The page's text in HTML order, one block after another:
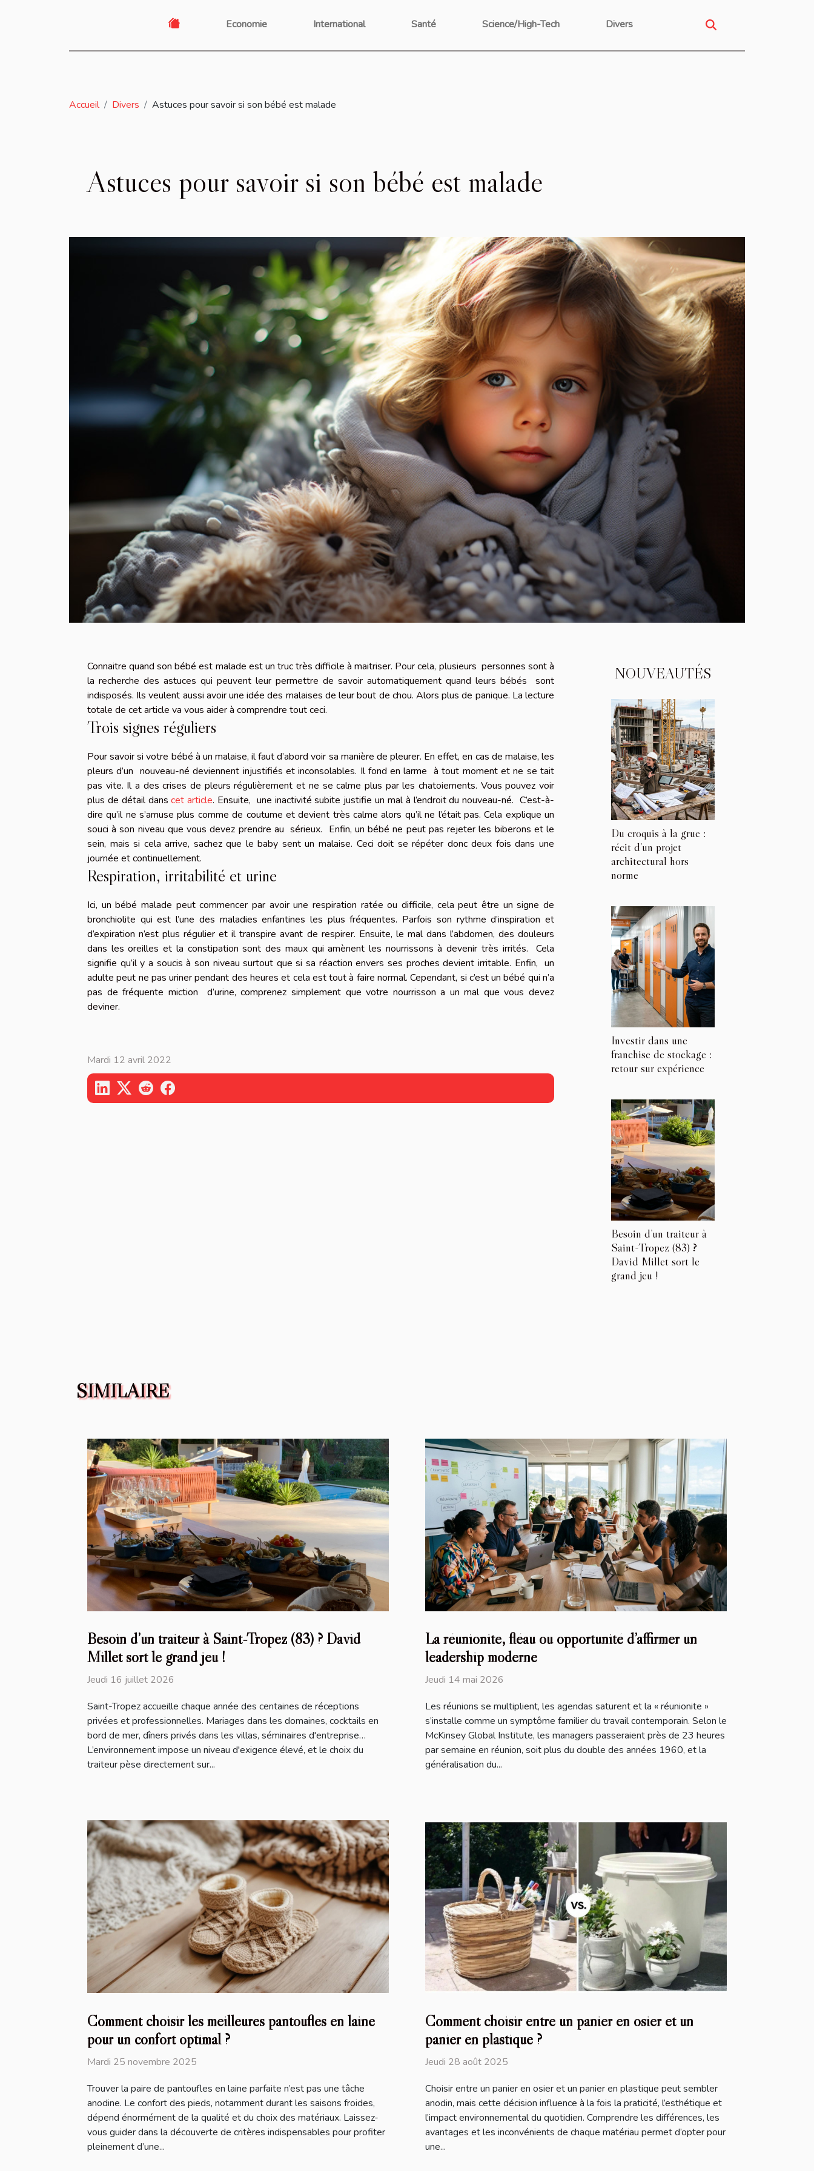
Economie International Santé Science/High-Tech Divers
Accueil Divers Astuces pour savoir si son bébé est malade
Astuces pour savoir si son bébé est malade
Connaitre quand son bébé est malade est un truc très difficile à maitriser. Pour cela, plusieurs personnes sont à
la recherche des astuces qui peuvent leur permettre de savoir automatiquement quand leurs bébés sont
indisposés. Ils veulent aussi avoir une idée des malaises de leur bout de chou. Alors plus de panique. La lecture
totale de cet article va vous aider à comprendre tout ceci.
Trois signes réguliers
Pour savoir si votre bébé à un malaise, il faut d’abord voir sa manière de pleurer. En effet, en cas de malaise, les
pleurs d’un nouveau-né deviennent injustifiés et inconsolables. Il fond en larme à tout moment et ne se tait
pas vite. Il a des crises de pleurs régulièrement et ne se calme plus par les chatoiements. Vous pouvez voir
plus de détail danscet article. Ensuite, une inactivité subite justifie un mal à l’endroit du nouveau-né. C’est-à-
dire qu’il ne s’amuse plus comme de coutume et devient très calme alors qu’il ne l’était pas. Cela explique un
souci à son niveau que vous devez prendre au sérieux. Enfin, un bébé ne peut pas rejeter les biberons et le
sein, mais si cela arrive, sachez que le baby sent un malaise. Ceci doit se répéter donc deux fois dans une
journée et continuellement.
Respiration, irritabilité et urine
Ici, un bébé malade peut commencer par avoir une respiration ratée ou difficile, cela peut être un signe de
bronchiolite qui est l’une des maladies enfantines les plus fréquentes. Parfois son rythme d’inspiration et
d’expiration n’est plus régulier et il transpire avant de respirer. Ensuite, le mal dans l’abdomen, des douleurs
dans les oreilles et la constipation sont des maux qui amènent les nourrissons à devenir très irrités. Cela
signifie qu’il y a soucis à son niveau surtout que si sa réaction envers ses proches devient irritable. Enfin, un
adulte peut ne pas uriner pendant des heures et cela est tout à faire normal. Cependant, si c’est un bébé qui n’a
pas de fréquente miction d’urine, comprenez simplement que votre nourrisson a un mal que vous devez
deviner.
Mardi 12 avril 2022
NOUVEAUTÉS
Du croquis à la grue :
récit d’un projet
architectural hors
norme
Investir dans une
franchise de stockage :
retour sur expérience
Besoin d’un traiteur à
Saint-Tropez (83) ?
David Millet sort le
grand jeu !
SIMILAIRE
Besoin d’un traiteur à Saint-Tropez (83) ? David
Millet sort le grand jeu !
Jeudi 16 juillet 2026
Saint-Tropez accueille chaque année des centaines de réceptions
privées et professionnelles. Mariages dans les domaines, cocktails en
bord de mer, dîners privés dans les villas, séminaires d'entreprise…
L’environnement impose un niveau d'exigence élevé, et le choix du
traiteur pèse directement sur...
La réunionite, fléau ou opportunité d’affirmer un
leadership moderne
Jeudi 14 mai 2026
Les réunions se multiplient, les agendas saturent et la « réunionite »
s’installe comme un symptôme familier du travail contemporain. Selon le
McKinsey Global Institute, les managers passeraient près de 23 heures
par semaine en réunion, soit plus du double des années 1960, et la
généralisation du...
Comment choisir les meilleures pantoufles en laine
pour un confort optimal ?
Mardi 25 novembre 2025
Trouver la paire de pantoufles en laine parfaite n’est pas une tâche
anodine. Le confort des pieds, notamment durant les saisons froides,
dépend énormément de la qualité et du choix des matériaux. Laissez-
vous guider dans la découverte de critères indispensables pour profiter
pleinement d’une...
Comment choisir entre un panier en osier et un
panier en plastique ?
Jeudi 28 août 2025
Choisir entre un panier en osier et un panier en plastique peut sembler
anodin, mais cette décision influence à la fois la praticité, l’esthétique et
l’impact environnemental du quotidien. Comprendre les différences, les
avantages et les inconvénients de chaque matériau permet d’opter pour
une...